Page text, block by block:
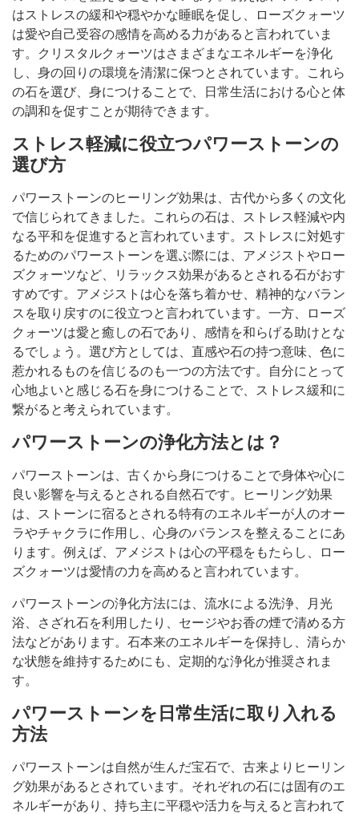
はストレスの緩和や穏やかな睡眠を促し、ローズクォーツ
は愛や自己受容の感情を高める力があると言われていま
す。クリスタルクォーツはさまざまなエネルギーを浄化
し、身の回りの環境を清潔に保つとされています。これら
の石を選び、身につけることで、日常生活における心と体
の調和を促すことが期待できます。
ストレス軽減に役立つパワーストーンの
選び方
パワーストーンのヒーリング効果は、古代から多くの文化
で信じられてきました。これらの石は、ストレス軽減や内
なる平和を促進すると言われています。ストレスに対処す
るためのパワーストーンを選ぶ際には、アメジストやロー
ズクォーツなど、リラックス効果があるとされる石がおす
すめです。アメジストは心を落ち着かせ、精神的なバラン
スを取り戻すのに役立つと言われています。一方、ローズ
クォーツは愛と癒しの石であり、感情を和らげる助けとな
るでしょう。選び方としては、直感や石の持つ意味、色に
惹かれるものを信じるのも一つの方法です。自分にとって
心地よいと感じる石を身につけることで、ストレス緩和に
繋がると考えられています。
パワーストーンの浄化方法とは？
パワーストーンは、古くから身につけることで身体や心に
良い影響を与えるとされる自然石です。ヒーリング効果
は、ストーンに宿るとされる特有のエネルギーが人のオー
ラやチャクラに作用し、心身のバランスを整えることにあ
ります。例えば、アメジストは心の平穏をもたらし、ロー
ズクォーツは愛情の力を高めると言われています。
パワーストーンの浄化方法には、流水による洗浄、月光
浴、さざれ石を利用したり、セージやお香の煙で清める方
法などがあります。石本来のエネルギーを保持し、清らか
な状態を維持するためにも、定期的な浄化が推奨されま
す。
パワーストーンを日常生活に取り入れる
方法
パワーストーンは自然が生んだ宝石で、古来よりヒーリン
グ効果があるとされています。それぞれの石には固有のエ
ネルギーがあり、持ち主に平穏や活力を与えると言われて